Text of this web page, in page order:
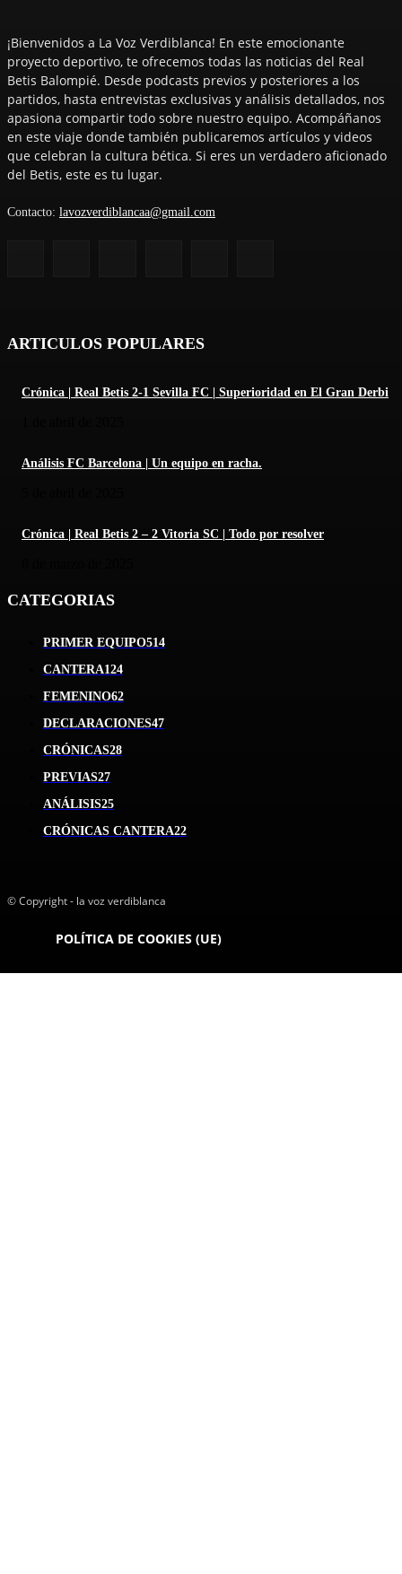
¡Bienvenidos a La Voz Verdiblanca! En este emocionante
proyecto deportivo, te ofrecemos todas las noticias del Real
Betis Balompié. Desde podcasts previos y posteriores a los
partidos, hasta entrevistas exclusivas y análisis detallados, nos
apasiona compartir todo sobre nuestro equipo. Acompáñanos
en este viaje donde también publicaremos artículos y videos
que celebran la cultura bética. Si eres un verdadero aficionado
del Betis, este es tu lugar.
Contacto: lavozverdiblancaa@gmail.com
ARTICULOS POPULARES
Crónica | Real Betis 2-1 Sevilla FC | Superioridad en El Gran Derbi
Análisis FC Barcelona | Un equipo en racha.
Crónica | Real Betis 2 – 2 Vitoria SC | Todo por resolver
CATEGORIAS
PRIMER EQUIPO514
CANTERA124
FEMENINO62
DECLARACIONES47
CRÓNICAS28
PREVIAS27
ANÁLISIS25
CRÓNICAS CANTERA22
© Copyright - la voz verdiblanca
POLÍTICA DE COOKIES (UE)